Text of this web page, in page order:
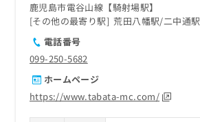
鹿児島市電谷山線【騎射場駅】
その他の最寄り駅
荒田八幡駅 二中通駅
電話番号
099-250-5682
ホームページ
https://www.tabata-mc.com/